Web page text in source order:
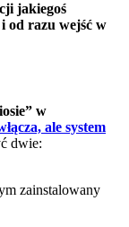
jakiegoś
od razu wejść w
w
ale system
dwie:
zainstalowany